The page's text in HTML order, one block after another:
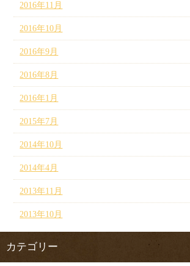
2016年11月
2016年10月
2016年9月
2016年8月
2016年1月
2015年7月
2014年10月
2014年4月
2013年11月
2013年10月
カテゴリー